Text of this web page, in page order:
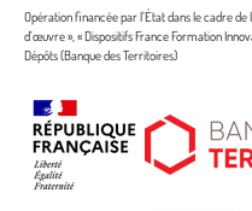
Opération financée par l’État dans le cadre
d’œuvre », « Dispositifs France Formation
Dépôts (Banque des Territoires)